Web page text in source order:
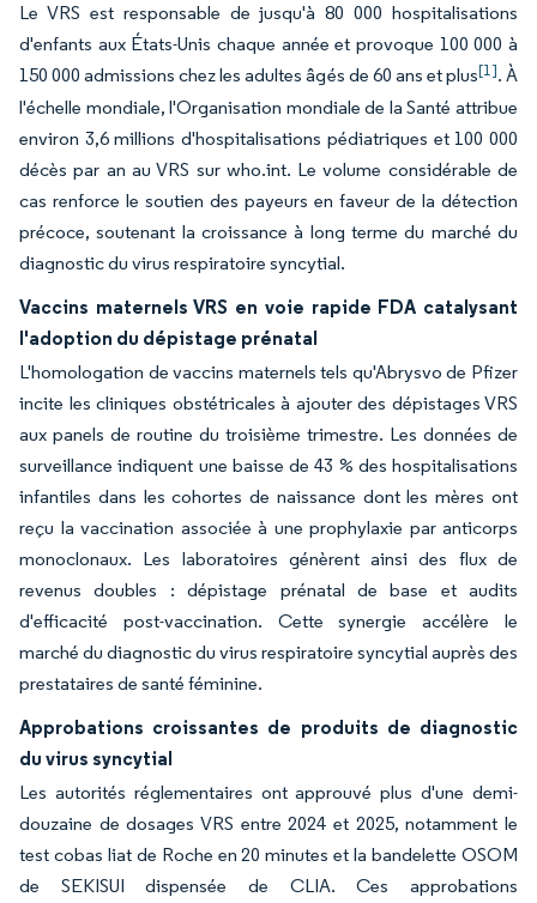
Le VRS est responsable de jusqu'à 80 000 hospitalisations
d'enfants aux États-Unis chaque année et provoque 100 000 à
150 000 admissions chez les adultes âgés de 60 ans et plus[1]. À
l'échelle mondiale, l'Organisation mondiale de la Santé attribue
environ 3,6 millions d'hospitalisations pédiatriques et 100 000
décès par an au VRS sur who.int. Le volume considérable de
cas renforce le soutien des payeurs en faveur de la détection
précoce, soutenant la croissance à long terme du marché du
diagnostic du virus respiratoire syncytial.
Vaccins maternels VRS en voie rapide FDA catalysant
l'adoption du dépistage prénatal
L'homologation de vaccins maternels tels qu'Abrysvo de Pfizer
incite les cliniques obstétricales à ajouter des dépistages VRS
aux panels de routine du troisième trimestre. Les données de
surveillance indiquent une baisse de 43 % des hospitalisations
infantiles dans les cohortes de naissance dont les mères ont
reçu la vaccination associée à une prophylaxie par anticorps
monoclonaux. Les laboratoires génèrent ainsi des flux de
revenus doubles : dépistage prénatal de base et audits
d'efficacité post-vaccination. Cette synergie accélère le
marché du diagnostic du virus respiratoire syncytial auprès des
prestataires de santé féminine.
Approbations croissantes de produits de diagnostic
du virus syncytial
Les autorités réglementaires ont approuvé plus d'une demi-
douzaine de dosages VRS entre 2024 et 2025, notamment le
test cobas liat de Roche en 20 minutes et la bandelette OSOM
de SEKISUI dispensée de CLIA. Ces approbations